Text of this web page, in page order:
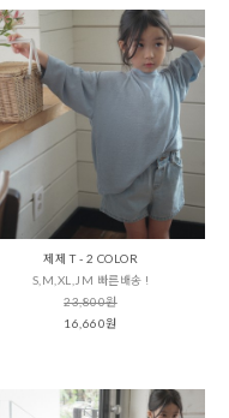
제제 T - 2 COLOR
S,M,XL,JM 빠른배송 !
23,800원
16,660원